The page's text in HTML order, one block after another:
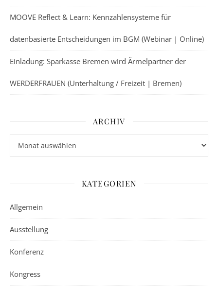
MOOVE Reflect & Learn: Kennzahlensysteme für
datenbasierte Entscheidungen im BGM (Webinar | Online)
Einladung: Sparkasse Bremen wird Ärmelpartner der
WERDERFRAUEN (Unterhaltung / Freizeit | Bremen)
ARCHIV
KATEGORIEN
Allgemein
Ausstellung
Konferenz
Kongress